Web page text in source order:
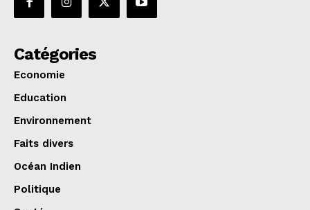
Catégories
Economie
Education
Environnement
Faits divers
Océan Indien
Politique